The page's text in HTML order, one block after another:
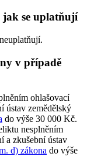
jak se uplatňují
v případě
ohlašovací
ústav zemědělský
do výše 30 000 Kč.
nesplněním
a zkušební ústav
d) zákona do výše